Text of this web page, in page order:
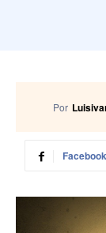
Por
Facebook